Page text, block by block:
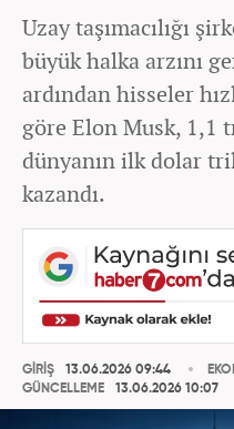
Uzay taşımacılığı
büyük halka arzını
ardından hisseler
göre Elon Musk, 1,1
dünyanın ilk dolar
kazandı.
GİRİŞ
13.06.2026 09:44
GÜNCELLEME
13.06.2026 10:07